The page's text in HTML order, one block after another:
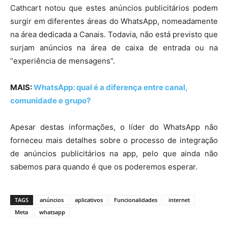
Cathcart notou que estes anúncios publicitários podem
surgir em diferentes áreas do WhatsApp, nomeadamente
na área dedicada a Canais. Todavia, não está previsto que
surjam anúncios na área de caixa de entrada ou na
“experiência de mensagens”.
MAIS:WhatsApp: qual é a diferença entre canal,
comunidade e grupo?
Apesar destas informações, o líder do WhatsApp não
forneceu mais detalhes sobre o processo de integração
de anúncios publicitários na app, pelo que ainda não
sabemos para quando é que os poderemos esperar.
TAGS anúncios aplicativos Funcionalidades
internet
Meta
whatsapp